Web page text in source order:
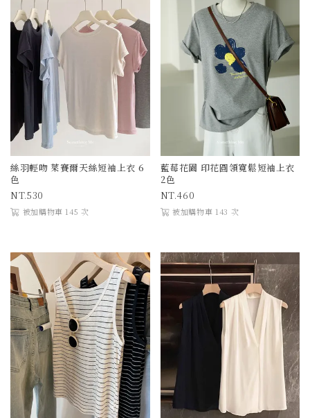
絲羽輕吻 萊賽爾天絲短袖上衣 6
色
530
被加購物車 145 次
藍莓花園 印花圓領寬鬆短袖上衣
2色
460
被加購物車 143 次